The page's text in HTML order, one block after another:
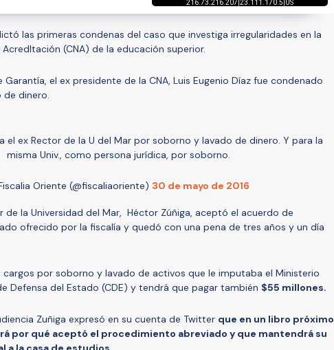
las primeras condenas del caso que investiga irregularidades en la
(CNA) de la educación superior.
el ex presidente de la CNA, Luis Eugenio Díaz fue condenado
dinero.
el ex Rector de la U del Mar por soborno y lavado de dinero. Y para la
misma Univ., como persona jurídica, por soborno.
Oriente (@fiscaliaoriente) 30 de mayo de 2016
de la Universidad del Mar, Héctor Zúñiga, aceptó el acuerdo de
ofrecido por la fiscalía y quedó con una pena de tres años y un día
cargos por soborno y lavado de activos que le imputaba el Ministerio
Defensa del Estado (CDE) y tendrá que pagar también $55 millones.
Zuñiga expresó en su cuenta de Twitter que en un libro próximo
por qué aceptó el procedimiento abreviado y que mantendrá su